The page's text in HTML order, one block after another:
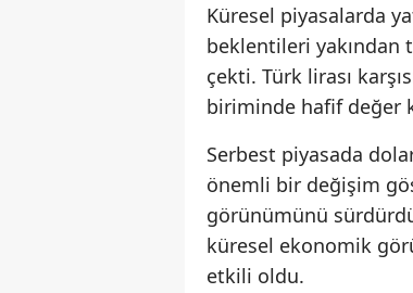
Küresel piyasalarda
beklentileri yakından
çekti. Türk lirası
biriminde hafif değer
Serbest piyasada
önemli bir değişim
görünümünü
küresel ekonomik
etkili oldu.